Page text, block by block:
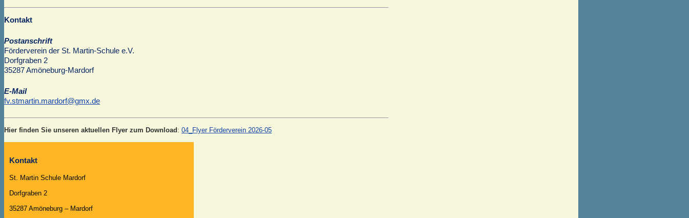
Kontakt
Postanschrift
Förderverein der St. Martin-Schule e.V.
Dorfgraben 2
35287 Amöneburg-Mardorf
E-Mail
fv.stmartin.mardorf@gmx.de
Hier finden Sie unseren aktuellen Flyer zum Download : 04_Flyer Förderverein 2026-05
Kontakt
St. Martin Schule Mardorf
Dorfgraben 2
35287 Amöneburg – Mardorf